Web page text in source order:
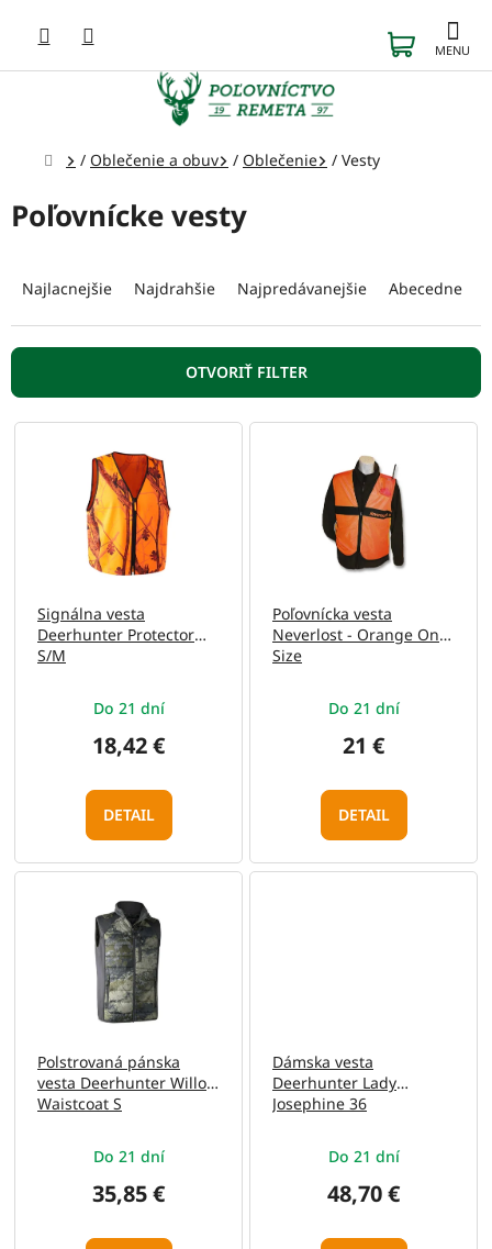
obsah
KOŠÍK
Domov
/ Oblečenie a obuv / Oblečenie / Vesty
Poľovnícke vesty
e
n
e
p
Najlacnejšie Najdrahšie Najpredávanejšie Abecedne
OTVORIŤ FILTER
V
Signálna vesta
Deerhunter Protector
S/M
Do 21 dní
18,42 €
DETAIL
Poľovnícka vesta
Neverlost - Orange One
Size
Do 21 dní
21 €
DETAIL
Polstrovaná pánska
vesta Deerhunter Willow
Waistcoat S
Do 21 dní
35,85 €
Dámska vesta
Deerhunter Lady
Josephine 36
Do 21 dní
48,70 €